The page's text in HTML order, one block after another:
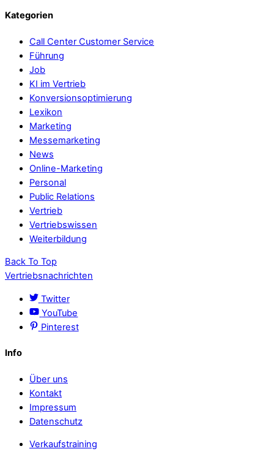
Kategorien
Call Center Customer Service
Führung
Job
KI im Vertrieb
Konversionsoptimierung
Lexikon
Marketing
Messemarketing
News
Online-Marketing
Personal
Public Relations
Vertrieb
Vertriebswissen
Weiterbildung
Back To Top
Vertriebsnachrichten
Twitter
YouTube
Pinterest
Info
Über uns
Kontakt
Impressum
Datenschutz
Verkaufstraining